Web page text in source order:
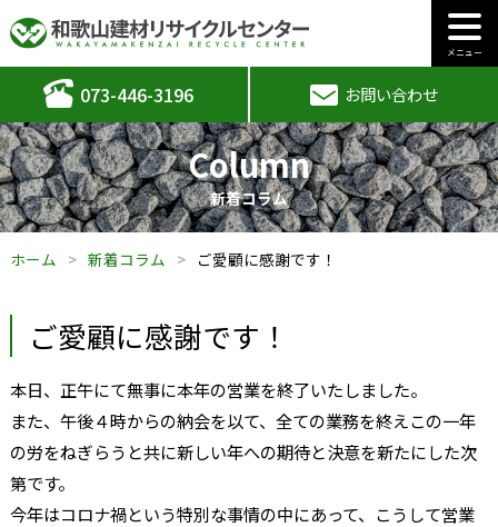
073-446-3196 お問い合わせ
メニュー
Column
新着コラム
ホーム 新着コラム ご愛顧に感謝です！
ご愛顧に感謝です！
本日、正午にて無事に本年の営業を終了いたしました。
また、午後４時からの納会を以て、全ての業務を終えこの一年
の労をねぎらうと共に新しい年への期待と決意を新たにした次
第です。
今年はコロナ禍という特別な事情の中にあって、こうして営業